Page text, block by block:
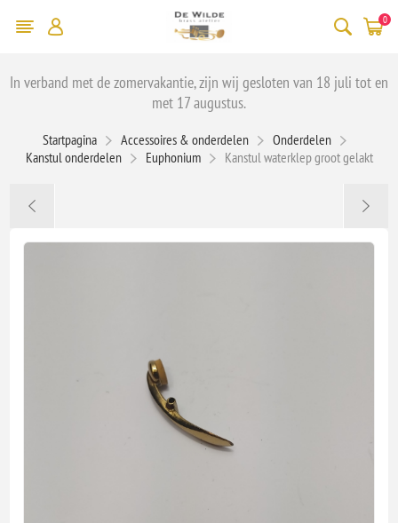
0
In verband met de zomervakantie, zijn wij gesloten van 18 juli tot en
met 17 augustus.
Startpagina Accessoires & onderdelen
Onderdelen
Kanstul onderdelen
Euphonium Kanstul waterklep groot gelakt